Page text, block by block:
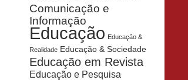
Comunicação e
Informação
Educação Educação &
Realidade Educação & Sociedade
Educação em Revista
Educação e Pesquisa